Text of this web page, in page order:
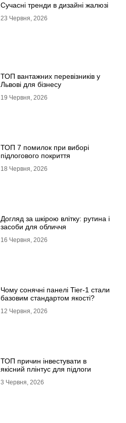
Сучасні тренди в дизайні жалюзі
23 Червня, 2026
ТОП вантажних перевізників у
Львові для бізнесу
19 Червня, 2026
ТОП 7 помилок при виборі
підлогового покриття
18 Червня, 2026
Догляд за шкірою влітку: рутина і
засоби для обличчя
16 Червня, 2026
Чому сонячні панелі Tier-1 стали
базовим стандартом якості?
12 Червня, 2026
ТОП причин інвестувати в
якісний плінтус для підлоги
3 Червня, 2026